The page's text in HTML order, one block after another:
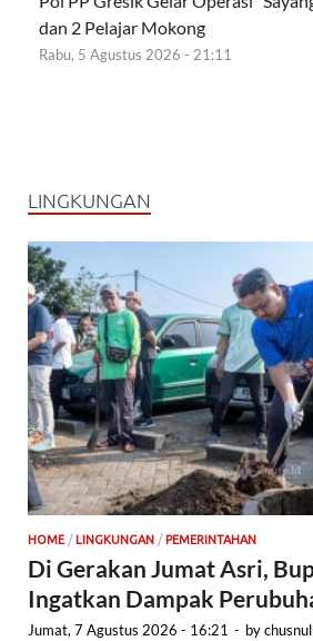
dan 2 Pelajar Mokong
Rabu, 5 Agustus 2026 - 21:11
LINGKUNGAN
HOME / LINGKUNGAN / PEMERINTAHAN
Di Gerakan Jumat Asri,
Ingatkan Dampak
Jumat, 7 Agustus 2026 - 16:21 - by